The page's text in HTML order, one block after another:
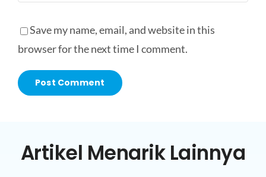
Save my name, email, and website in this
browser for the next time I comment.
Artikel Menarik Lainnya